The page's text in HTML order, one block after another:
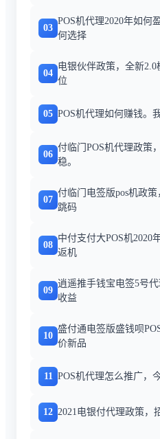
03
POS机代理2020年如何
何选择
04
电银伙伴政策，全新
位
05 POS机代理如何赚钱。
06
付临门POS机代理政策
稳。
07
付临门电签版pos机政
跳码
08
中付支付大POS机2020
返机
09
逍遥推手钱宝电签5号
收益
10
盛付通电签版盛钱呗
价新品
11 POS机代理怎么推广，
12 2021电银付代理政策，